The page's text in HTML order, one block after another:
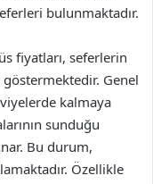
bulunmaktadır.
fiyatları, seferlerin
göstermektedir. Genel
kalmaya
sunduğu
Bu durum,
Özellikle